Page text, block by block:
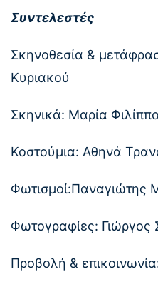
Συντελεστές
Σκηνοθεσία &
Κυριακού
Σκηνικά: Μαρία
Κοστούμια: Αθηνά
Φωτισμοί:Παναγιώτης
Φωτογραφίες: Γιώργος
Προβολή &